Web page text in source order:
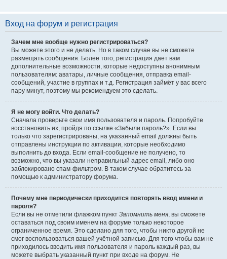
Вход на форум и регистрация
Зачем мне вообще нужно регистрироваться?
Вы можете этого и не делать. Но в таком случае вы не сможете
размещать сообщения. Более того, регистрация дает вам
дополнительные возможности, которые недоступны анонимным
пользователям: аватары, личные сообщения, отправка email-
сообщений, участие в группах и т.д. Регистрация займёт у вас всего
пару минут, поэтому мы рекомендуем это сделать.
Я не могу войти. Что делать?
Сначала проверьте свои имя пользователя и пароль. Попробуйте
восстановить их, пройдя по ссылке «Забыли пароль?». Если вы
только что зарегистрированы, на указанный email должны быть
отправлены инструкции по активации, которые необходимо
выполнить до входа. Если email-сообщение не получено, то
возможно, что вы указали неправильный адрес email, либо оно
заблокировано спам-фильтром. В таком случае обратитесь за
помощью к администратору форума.
Почему мне периодически приходится повторять ввод имени и
пароля?
Если вы не отметили флажком пункт Запомнить меня, вы сможете
оставаться под своим именем на форуме только некоторое
ограниченное время. Это сделано для того, чтобы никто другой не
смог воспользоваться вашей учётной записью. Для того чтобы вам не
приходилось вводить имя пользователя и пароль каждый раз, вы
можете выбрать указанный пункт при входе на форум. Не